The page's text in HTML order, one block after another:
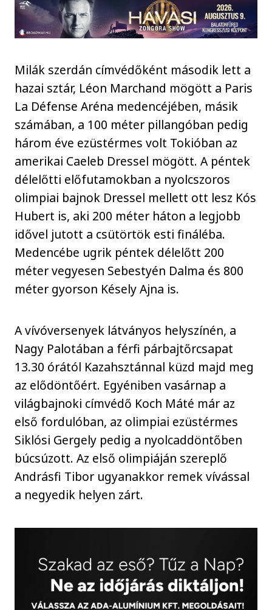
Milák szerdán címvédőként második lett a
hazai sztár, Léon Marchand mögött a Paris
La Défense Aréna medencéjében, másik
számában, a 100 méter pillangóban pedig
három éve ezüstérmes volt Tokióban az
amerikai Caeleb Dressel mögött. A péntek
délelőtti előfutamokban a nyolcszoros
olimpiai bajnok Dressel mellett ott lesz Kós
Hubert is, aki 200 méter háton a legjobb
idővel jutott a csütörtök esti fináléba.
Medencébe ugrik péntek délelőtt 200
méter vegyesen Sebestyén Dalma és 800
méter gyorson Késely Ajna is.
A vívóversenyek látványos helyszínén, a
Nagy Palotában a férfi párbajtőrcsapat
13.30 órától Kazahsztánnal küzd majd meg
az elődöntőért. Egyéniben vasárnap a
világbajnoki címvédő Koch Máté már az
első fordulóban, az olimpiai ezüstérmes
Siklósi Gergely pedig a nyolcaddöntőben
búcsúzott. Az első olimpiáján szereplő
Andrásfi Tibor ugyanakkor remek vívással
a negyedik helyen zárt.